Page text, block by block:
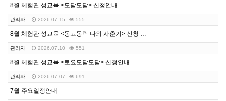
8월 체험관 성교육 <도담도담> 신청안내
관리자 2026.07.15 555
관리자 2026.07.10 551
8월 체험관 성교육 <토요도담도담> 신청안내
관리자 2026.07.07 691
7월 주요일정안내